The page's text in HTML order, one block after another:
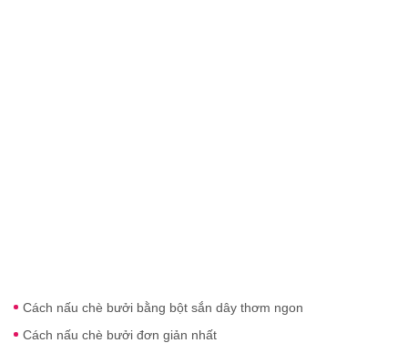
Cách nấu chè bưởi bằng bột sắn dây thơm ngon
Cách nấu chè bưởi đơn giản nhất